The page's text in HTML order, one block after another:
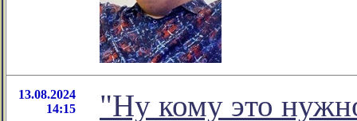
13.08.2024
14:15
"Ну кому это